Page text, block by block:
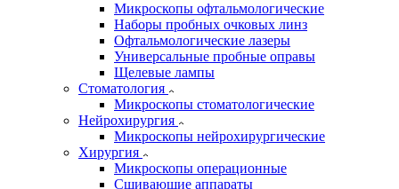
Микроскопы офтальмологические
Наборы пробных очковых линз
Офтальмологические лазеры
Универсальные пробные оправы
Щелевые лампы
Стоматология
Микроскопы стоматологические
Нейрохирургия
Микроскопы нейрохирургические
Хирургия
Микроскопы операционные
Сшивающие аппараты